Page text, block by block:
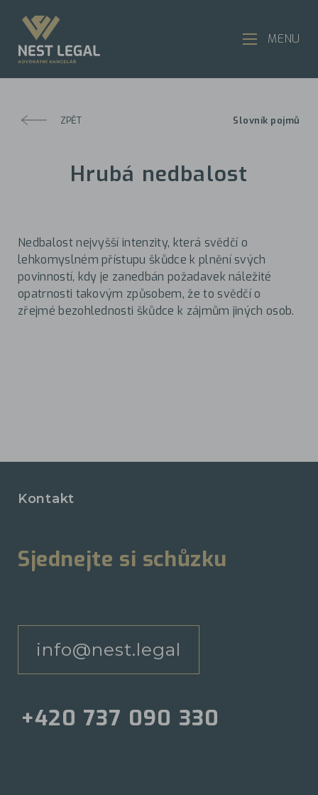
ZPĚT Slovník pojmů
Hrubá nedbalost
Nedbalost nejvyšší intenzity, která svědčí o
lehkomyslném přístupu škůdce k plnění svých
povinností, kdy je zanedbán požadavek náležité
opatrnosti takovým způsobem, že to svědčí o
zřejmé bezohlednosti škůdce k zájmům jiných osob.
Kontakt
Sjednejte si schůzku
info@nest.legal
+420 737 090 330
MENU